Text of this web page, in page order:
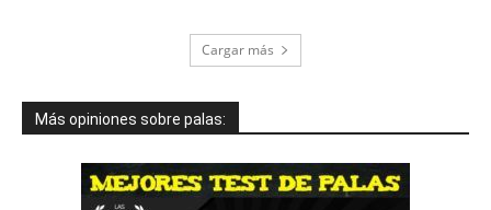
Cargar más
Más opiniones sobre palas: